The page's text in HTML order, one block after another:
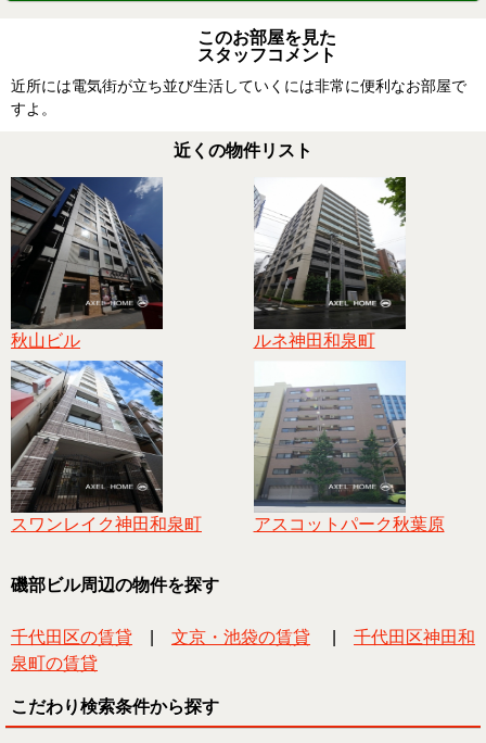
このお部屋を見た
スタッフコメント
近所には電気街が立ち並び生活していくには非常に便利なお部屋で
すよ。
近くの物件リスト
秋山ビル ルネ神田和泉町
スワンレイク神田和泉町 アスコットパーク秋葉原
磯部ビル周辺の物件を探す
千代田区の賃貸 文京・池袋の賃貸
千代田区神田和
泉町の賃貸
こだわり検索条件から探す